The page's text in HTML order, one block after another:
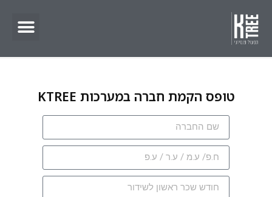
טופס הקמת חברה במערכות KTREE